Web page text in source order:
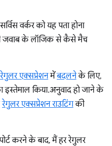
वर्कर को यह पता होना
जवाब के लॉजिक से कैसे मैच
रेगुलर एक्सप्रेशनमेंबदलनेके लिए,
इस्तेमाल किया. अनुवाद हो जाने के
रेगुलर एक्सप्रेशन राउटिंगकी
करने के बाद, मैं हर रेगुलर